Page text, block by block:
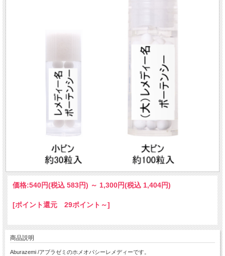
価格:540円(税込 583円) ～ 1,300円(税込 1,404円)
[ポイント還元 29ポイント～]
商品説明
Aburazemi /アブラゼミのホメオパシーレメディーです。